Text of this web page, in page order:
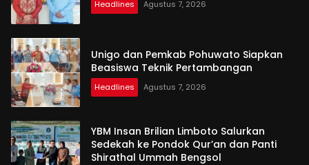
Headlines Agustus 7, 2026
Unigo dan Pemkab Pohuwato Siapkan
Beasiswa Teknik Pertambangan
Headlines Agustus 7, 2026
YBM Insan Brilian Limboto Salurkan
Sedekah ke Pondok Qur’an dan Panti
Shirathal Ummah Bengsol